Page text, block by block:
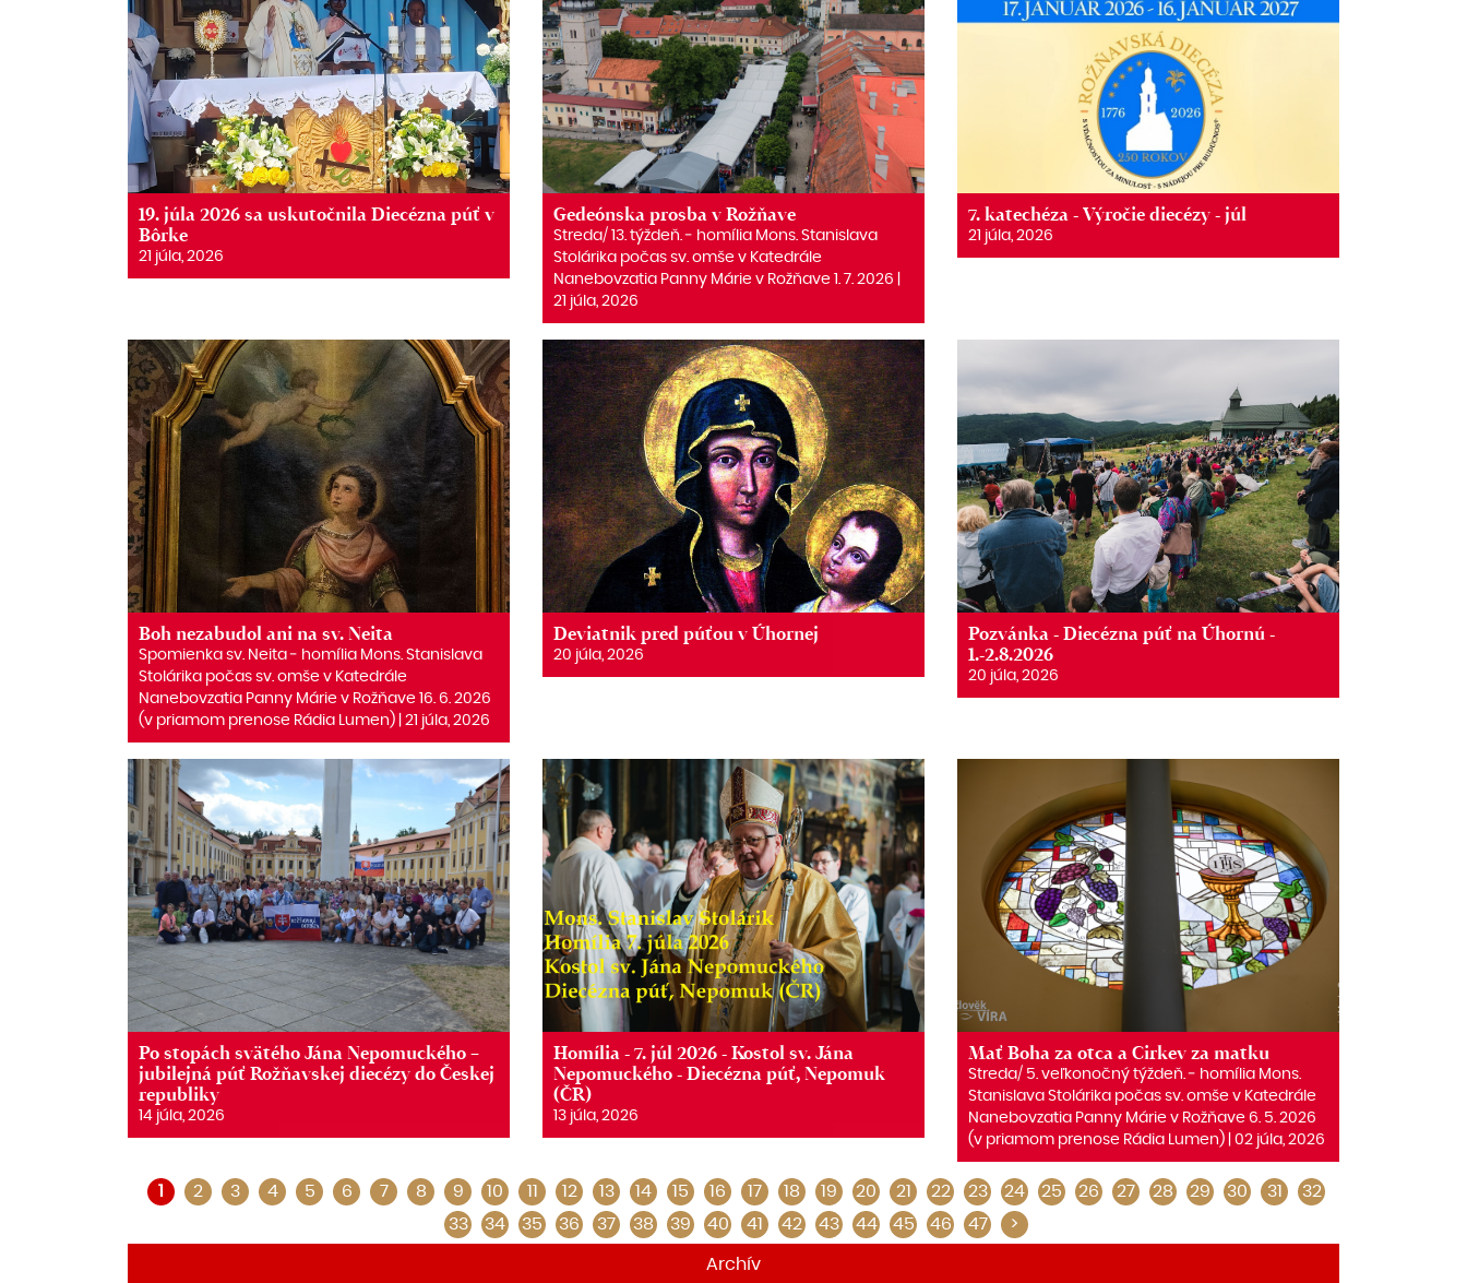
19. júla 2026 sa uskutočnila Diecézna púť v
Bôrke
21 júla, 2026
Gedeónska prosba v Rožňave
Streda/ 13. týždeň. ‒ homília Mons. Stanislava
Stolárika počas sv. omše v Katedrále
Nanebovzatia Panny Márie v Rožňave 1. 7. 2026 |
21 júla, 2026
7. katechéza - Výročie diecézy - júl
21 júla, 2026
Boh nezabudol ani na sv. Neita
Spomienka sv. Neita ‒ homília Mons. Stanislava
Stolárika počas sv. omše v Katedrále
Nanebovzatia Panny Márie v Rožňave 16. 6. 2026
(v priamom prenose Rádia Lumen) | 21 júla, 2026
Deviatnik pred púťou v Úhornej
20 júla, 2026
Pozvánka - Diecézna púť na Úhornú -
1.-2.8.2026
20 júla, 2026
Po stopách svätého Jána Nepomuckého –
jubilejná púť Rožňavskej diecézy do Českej
republiky
14 júla, 2026
Homília - 7. júl 2026 - Kostol sv. Jána
Nepomuckého - Diecézna púť, Nepomuk
(ČR)
13 júla, 2026
Mať Boha za otca a Cirkev za matku
Streda/ 5. veľkonočný týždeň. ‒ homília Mons.
Stanislava Stolárika počas sv. omše v Katedrále
Nanebovzatia Panny Márie v Rožňave 6. 5. 2026
(v priamom prenose Rádia Lumen) | 02 júla, 2026
1 2 3 4 5 6 7 8 9 10 11 12 13 14 15 16 17 18 19 20 21 22 23 24 25 26 27 28 29 30 31
32
33
34 35 36 37 38 39 40 41 42 43 44 45 46 47 >
Archív